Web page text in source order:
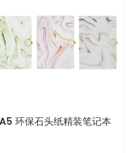
A5 环保石头纸精装笔记本